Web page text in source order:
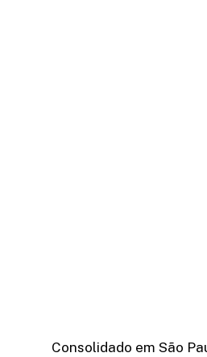
Consolidado em São